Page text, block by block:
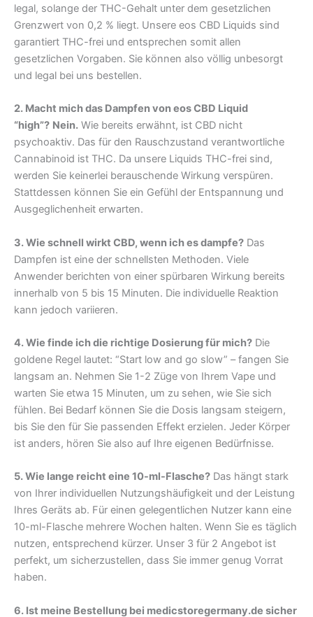
legal, solange der THC-Gehalt unter dem gesetzlichen
Grenzwert von 0,2 % liegt. Unsere eos CBD Liquids sind
garantiert THC-frei und entsprechen somit allen
gesetzlichen Vorgaben. Sie können also völlig unbesorgt
und legal bei uns bestellen.
2. Macht mich das Dampfen von eos CBD Liquid
“high”? Nein. Wie bereits erwähnt, ist CBD nicht
psychoaktiv. Das für den Rauschzustand verantwortliche
Cannabinoid ist THC. Da unsere Liquids THC-frei sind,
werden Sie keinerlei berauschende Wirkung verspüren.
Stattdessen können Sie ein Gefühl der Entspannung und
Ausgeglichenheit erwarten.
3. Wie schnell wirkt CBD, wenn ich es dampfe? Das
Dampfen ist eine der schnellsten Methoden. Viele
Anwender berichten von einer spürbaren Wirkung bereits
innerhalb von 5 bis 15 Minuten. Die individuelle Reaktion
kann jedoch variieren.
4. Wie finde ich die richtige Dosierung für mich? Die
goldene Regel lautet: “Start low and go slow” – fangen Sie
langsam an. Nehmen Sie 1-2 Züge von Ihrem Vape und
warten Sie etwa 15 Minuten, um zu sehen, wie Sie sich
fühlen. Bei Bedarf können Sie die Dosis langsam steigern,
bis Sie den für Sie passenden Effekt erzielen. Jeder Körper
ist anders, hören Sie also auf Ihre eigenen Bedürfnisse.
5. Wie lange reicht eine 10-ml-Flasche? Das hängt stark
von Ihrer individuellen Nutzungshäufigkeit und der Leistung
Ihres Geräts ab. Für einen gelegentlichen Nutzer kann eine
10-ml-Flasche mehrere Wochen halten. Wenn Sie es täglich
nutzen, entsprechend kürzer. Unser 3 für 2 Angebot ist
perfekt, um sicherzustellen, dass Sie immer genug Vorrat
haben.
6. Ist meine Bestellung bei medicstoregermany.de sicher